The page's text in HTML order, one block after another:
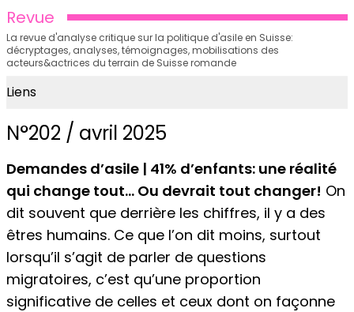
Revue
La revue d'analyse critique sur la politique d'asile en Suisse:
décryptages, analyses, témoignages, mobilisations des
acteurs&actrices du terrain de Suisse romande
Liens
N°202 / avril 2025
Demandes d’asile | 41% d’enfants: une réalité
qui change tout… Ou devrait tout changer! On
dit souvent que derrière les chiffres, il y a des
êtres humains. Ce que l’on dit moins, surtout
lorsqu’il s’agit de parler de questions
migratoires, c’est qu’une proportion
significative de celles et ceux dont on façonne